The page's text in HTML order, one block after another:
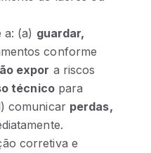
a: (a) guardar,
conforme
expor a riscos
técnicopara
comunicar perdas,
corretiva e